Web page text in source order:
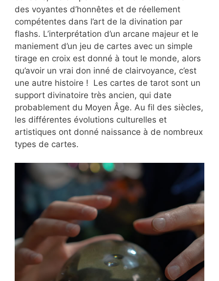
des voyantes d’honnêtes et de réellement
compétentes dans l’art de la divination par
flashs. L’interprétation d’un arcane majeur et le
maniement d’un jeu de cartes avec un simple
tirage en croix est donné à tout le monde, alors
qu’avoir un vrai don inné de clairvoyance, c’est
une autre histoire ! Les cartes de tarot sont un
support divinatoire très ancien, qui date
probablement du Moyen Âge. Au fil des siècles,
les différentes évolutions culturelles et
artistiques ont donné naissance à de nombreux
types de cartes.